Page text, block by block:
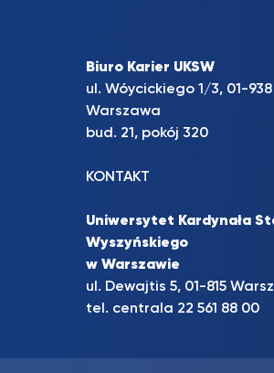
Biuro Karier UKSW
ul. Wóycickiego 1/3, 01-938
Warszawa
bud. 21, pokój 320
KONTAKT
Uniwersytet Kardynała
Wyszyńskiego
w Warszawie
ul. Dewajtis 5, 01-815
tel. centrala 22 561 88 00